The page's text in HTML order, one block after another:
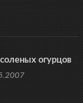
огурцов